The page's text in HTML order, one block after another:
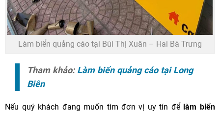
Làm biển quảng cáo tại Bùi Thị Xuân – Hai Bà Trưng
Tham khảo: Làm biển quảng cáo tại Long
Biên
Nếu quý khách đang muốn tìm đơn vị uy tín để làm biển